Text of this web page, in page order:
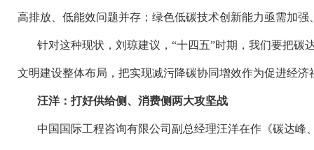
高排放、低能效问题并存；绿色低碳技术创新能力亟需加
针对这种现状，刘琼建议， “十四五”时期，我们要把碳
文明建设整体布局，把实现减污降碳协同增效作为促进经
汪洋：打好供给侧、消费侧两大攻坚战
中国国际工程咨询有限公司副总经理汪洋在作《碳达峰